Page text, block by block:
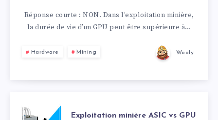
Réponse courte : NON. Dans l’exploitation minière,
la durée de vie d’un GPU peut être supérieure à…
Hardware Mining Wooly
Exploitation minière ASIC vs GPU